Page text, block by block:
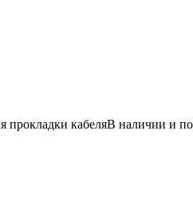
прокладки кабеляВ наличии и